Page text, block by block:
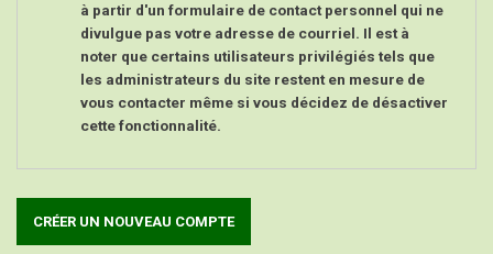
à partir d'un formulaire de contact personnel qui ne
divulgue pas votre adresse de courriel. Il est à
noter que certains utilisateurs privilégiés tels que
les administrateurs du site restent en mesure de
vous contacter même si vous décidez de désactiver
cette fonctionnalité.